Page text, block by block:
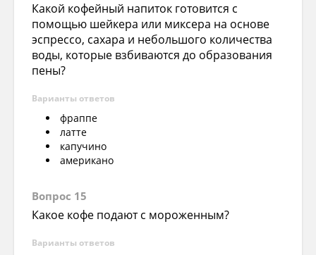
Какой кофейный напиток готовится с
помощью шейкера или миксера на основе
эспрессо, сахара и небольшого количества
воды, которые взбиваются до образования
пены?
Варианты ответов
фраппе
латте
капучино
американо
Вопрос 15
Какое кофе подают с мороженным?
Варианты ответов